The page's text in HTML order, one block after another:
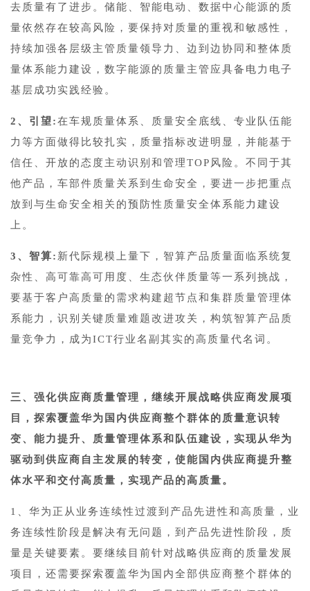
去质量有了进步。储能、智能电动、数据中心能源的质
量依然存在较高风险，要保持对质量的重视和敏感性，
持续加强各层级主管质量领导力、边到边协同和整体质
量体系能力建设，数字能源的质量主管应具备电力电子
基层成功实践经验。
2、引望:在车规质量体系、质量安全底线、专业队伍能
力等方面做得比较扎实，质量指标改进明显，并能基于
信任、开放的态度主动识别和管理TOP风险。不同于其
他产品，车部件质量关系到生命安全，要进一步把重点
放到与生命安全相关的预防性质量安全体系能力建设
上。
3、智算: 新代际规模上量下，智算产品质量面临系统复
杂性、高可靠高可用度、生态伙伴质量等一系列挑战，
要基于客户高质量的需求构建超节点和集群质量管理体
系能力，识别关键质量难题改进攻关，构筑智算产品质
量竞争力，成为ICT行业名副其实的高质量代名词。
三、强化供应商质量管理，继续开展战略供应商发展项
目，探索覆盖华为国内供应商整个群体的质量意识转
变、能力提升、质量管理体系和队伍建设，实现从华为
驱动到供应商自主发展的转变，使能国内供应商提升整
体水平和交付高质量，实现产品的高质量。
1、华为正从业务连续性过渡到产品先进性和高质量，业
务连续性阶段是解决有无问题，到产品先进性阶段，质
量是关键要素。要继续目前针对战略供应商的质量发展
项目，还需要探索覆盖华为国内全部供应商整个群体的